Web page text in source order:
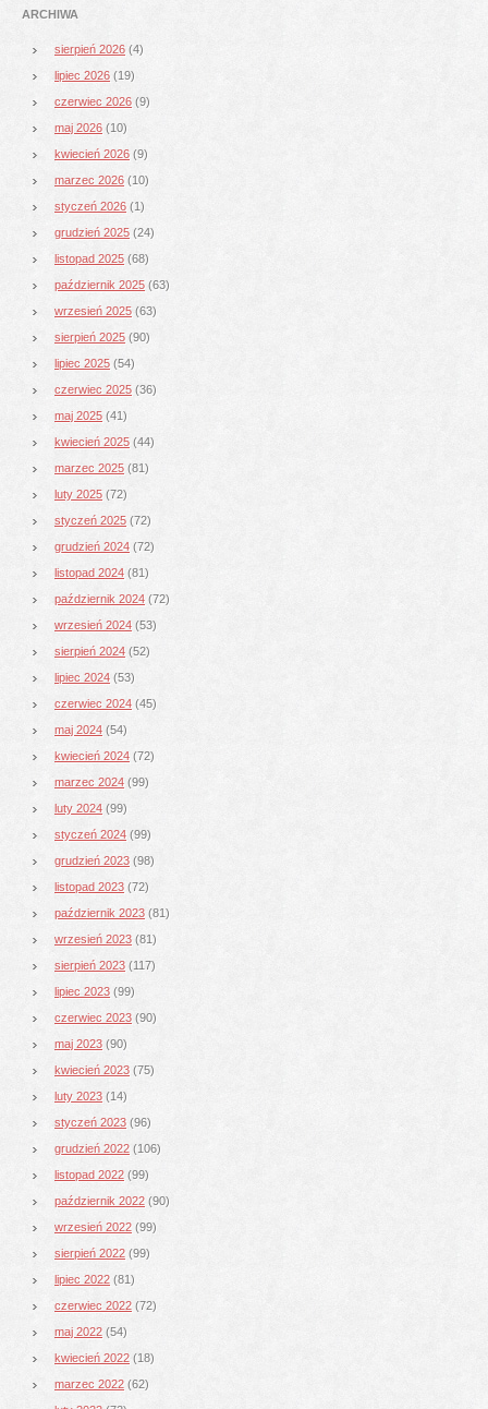
ARCHIWA
sierpień 2026 (4)
lipiec 2026 (19)
czerwiec 2026 (9)
maj 2026 (10)
kwiecień 2026 (9)
marzec 2026 (10)
styczeń 2026 (1)
grudzień 2025 (24)
listopad 2025 (68)
październik 2025 (63)
wrzesień 2025 (63)
sierpień 2025 (90)
lipiec 2025 (54)
czerwiec 2025 (36)
maj 2025 (41)
kwiecień 2025 (44)
marzec 2025 (81)
luty 2025 (72)
styczeń 2025 (72)
grudzień 2024 (72)
listopad 2024 (81)
październik 2024 (72)
wrzesień 2024 (53)
sierpień 2024 (52)
lipiec 2024 (53)
czerwiec 2024 (45)
maj 2024 (54)
kwiecień 2024 (72)
marzec 2024 (99)
luty 2024 (99)
styczeń 2024 (99)
grudzień 2023 (98)
listopad 2023 (72)
październik 2023 (81)
wrzesień 2023 (81)
sierpień 2023 (117)
lipiec 2023 (99)
czerwiec 2023 (90)
maj 2023 (90)
kwiecień 2023 (75)
luty 2023 (14)
styczeń 2023 (96)
grudzień 2022 (106)
listopad 2022 (99)
październik 2022 (90)
wrzesień 2022 (99)
sierpień 2022 (99)
lipiec 2022 (81)
czerwiec 2022 (72)
maj 2022 (54)
kwiecień 2022 (18)
marzec 2022 (62)